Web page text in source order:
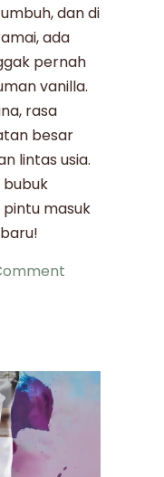
dan di
ada
pernah
vanilla.
rasa
besar
lintas usia.
bubuk
pintu masuk